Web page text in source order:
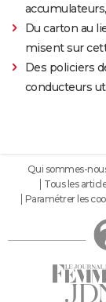
Du carton au
misent sur
Des policiers
conducteurs
Qui sommes-
Tous les
Paramétrer les